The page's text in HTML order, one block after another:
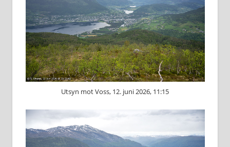
Utsyn mot Voss, 12. juni 2026, 11:15